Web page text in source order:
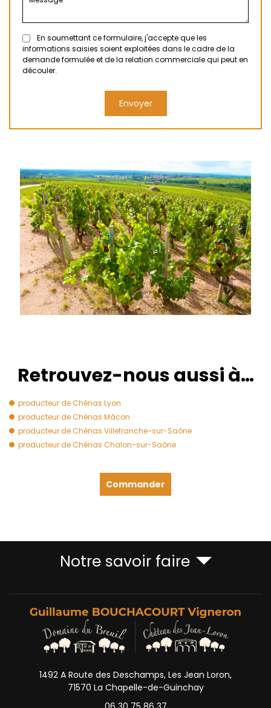
En soumettant ce formulaire, j'accepte que les
informations saisies soient exploitées dans le cadre de la
demande formulée et de la relation commerciale qui peut en
découler.
Retrouvez-nous aussi à…
producteur de Chénas Lyon
producteur de Chénas Mâcon
producteur de Chénas Villefranche-sur-Saône
producteur de Chénas Chalon-sur-Saône
Commander
Notre savoir faire
1492 A Route des Deschamps, Les Jean Loron,
71570 La Chapelle-de-Guinchay